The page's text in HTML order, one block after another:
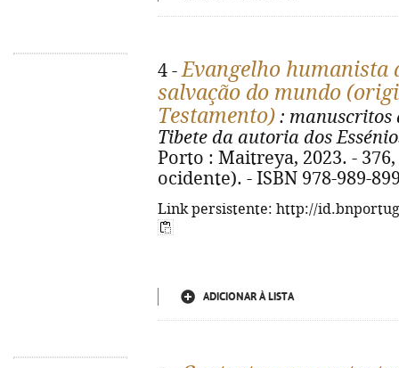
4 -Evangelho humanista
salvação do mundo
Testamento) : manuscritos
Tibete da autoria dos
Porto : Maitreya, 2023. -
ocidente). - ISBN 978-989-
Link persistente: http://
ADICIONAR À LISTA